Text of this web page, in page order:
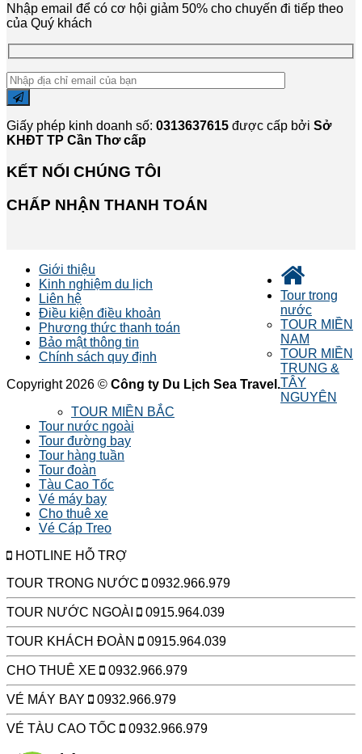
Nhập email để có cơ hội giảm 50% cho chuyến đi tiếp theo
của Quý khách
Giấy phép kinh doanh số: 0313637615 được cấp bởi Sở
KHĐT TP Cần Thơ cấp
KẾT NỐI CHÚNG TÔI
CHẤP NHẬN THANH TOÁN
Giới thiệu
Kinh nghiệm du lịch
Liên hệ
Điều kiện điều khoản
Phương thức thanh toán
Bảo mật thông tin
Chính sách quy định
Copyright 2026 © Công ty Du Lịch Sea Travel.
Tour trong
nước
TOUR MIỀN
NAM
TOUR MIỀN
TRUNG &
TÂY
NGUYÊN
TOUR MIỀN BẮC
Tour nước ngoài
Tour đường bay
Tour hàng tuần
Tour đoàn
Tàu Cao Tốc
Vé máy bay
Cho thuê xe
Vé Cáp Treo
HOTLINE HỖ TRỢ
TOUR TRONG NƯỚC
0932.966.979
TOUR NƯỚC NGOÀI 0915.964.039
TOUR KHÁCH ĐOÀN 0915.964.039
CHO THUÊ XE 0932.966.979
VÉ MÁY BAY 0932.966.979
VÉ TÀU CAO TỐC 0932.966.979